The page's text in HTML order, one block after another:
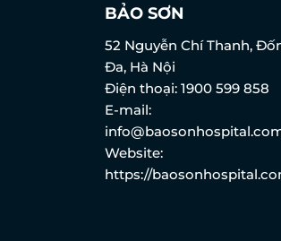
BẢO SƠN
52 Nguyễn Chí Thanh,
Đa, Hà Nội
Điện thoại: 1900 599 858
E-mail:
Website:
https://